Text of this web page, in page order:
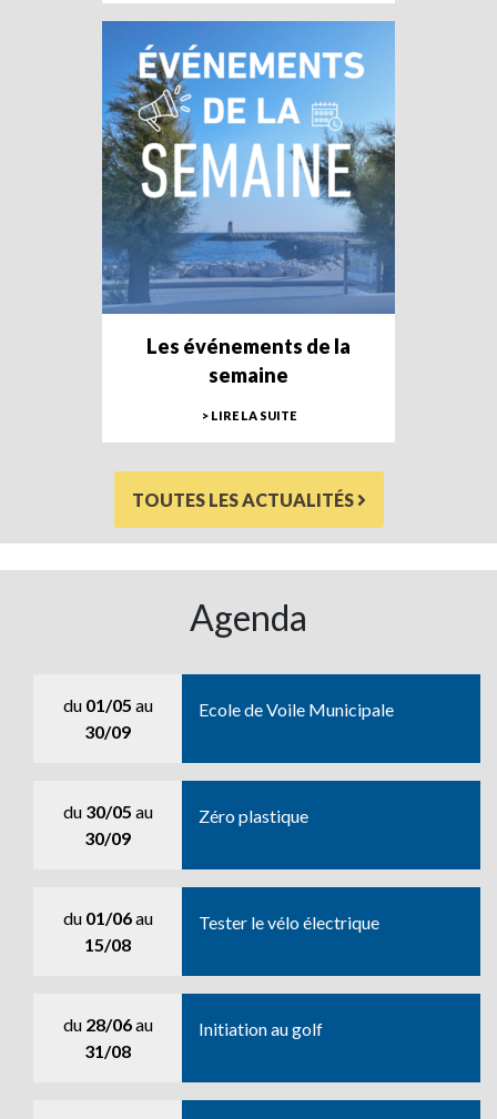
Les événements de la
semaine
> LIRE LA SUITE
TOUTES LES ACTUALITÉS
Agenda
du 01/05 au
30/09
Ecole de Voile Municipale
du 30/05 au
30/09
Zéro plastique
du 01/06au
15/08
Tester le vélo électrique
du 28/06au
31/08
Initiation au golf